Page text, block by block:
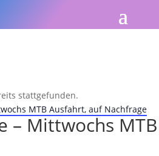
stattgefunden.
MTB Ausfahrt, auf Nachfrage
– Mittwochs MTB